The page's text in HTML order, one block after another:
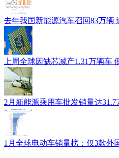
去年我国新能源汽车召回83万辆
上周全球因缺芯减产1.31万辆车
2月新能源乘用车批发销量达31.7
1月全球电动车销量榜：仅3款外